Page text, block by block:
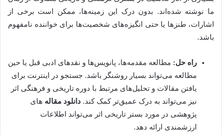
ما نوشته شده‌اند. بدون درک این زمینه‌ها، ممکن است برخی از
اشارات، طنزها یا حتی انگیزه‌های شخصیت‌ها برای خواننده نامفهوم
باشد.
راه حل: مطالعه مقدمه‌ها، پانویس‌ها و نقدهای ادبی قبل یا حین
مطالعه می‌تواند بسیار روشنگر باشد. جستجو در اینترنت برای
یافتن مقالات و تحلیل‌های مرتبط با دوره تاریخی و فرهنگی اثر
نیز می‌تواند به درک عمیق‌تر کمک کند. دانلود مقاله های
پژوهشی در مورد بستر تاریخی اثر می‌تواند اطلاعات
ارزشمندی ارائه دهد.